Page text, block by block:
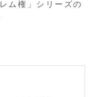
ム権」シリーズの